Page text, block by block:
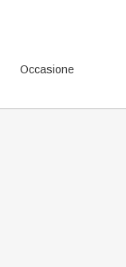
Occasione